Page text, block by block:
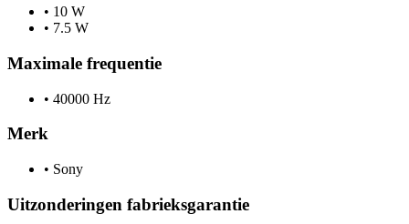
• 10 W
• 7.5 W
Maximale frequentie
• 40000 Hz
Merk
• Sony
Uitzonderingen fabrieksgarantie